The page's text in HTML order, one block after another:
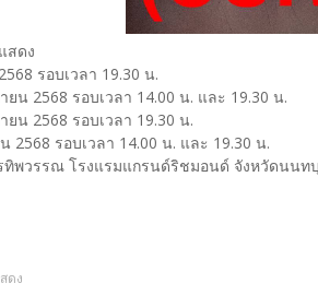
สดง
รอบเวลา 19.30 น.
ยน 2568 รอบเวลา 14.00 น. และ 19.30 น.
ยน 2568 รอบเวลา 19.30 น.
2568 รอบเวลา 14.00 น. และ 19.30 น.
ทิพวรรณ โรงแรมแกรนด์ริชมอนด์ จังหวัดนนท
ดง